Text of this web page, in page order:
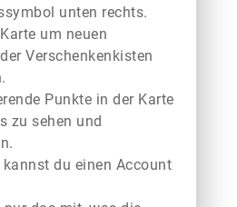
unten rechts.
um neuen
Verschenkenkisten
Punkte in der Karte
zu sehen und
kannst du einen Account